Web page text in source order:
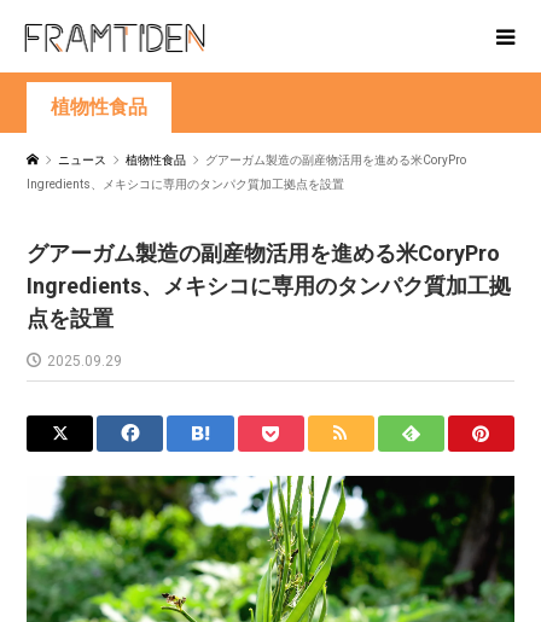
植物性食品
ニュース 植物性食品
グアーガム製造の副産物活用を進める米CoryPro
Ingredients、メキシコに専用のタンパク質加工拠点を設置
グアーガム製造の副産物活用を進める米CoryPro
Ingredients、メキシコに専用のタンパク質加工拠
点を設置
2025.09.29